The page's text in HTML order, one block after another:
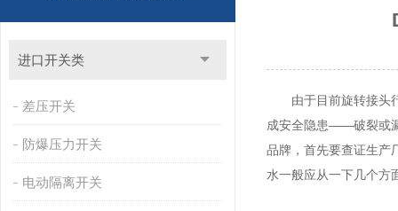
进口开关类
差压开关
防爆压力开关
电动隔离开关
由于目前旋转接头行
成安全隐患——破裂或
品牌，首先要查证生产
水一般应从一下几个方